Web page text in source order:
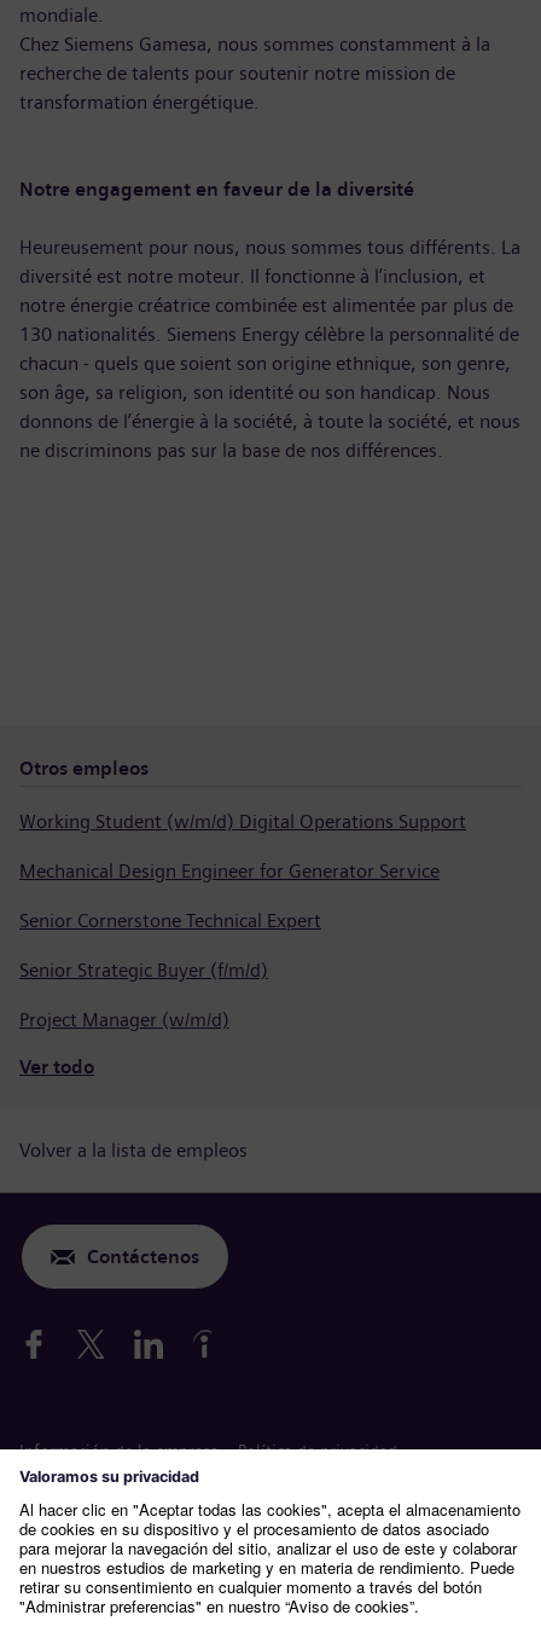
mondiale.
Chez Siemens Gamesa, nous sommes constamment à la
recherche de talents pour soutenir notre mission de
transformation énergétique.
Notre engagement en faveur de la diversité
Heureusement pour nous, nous sommes tous différents. La
diversité est notre moteur. Il fonctionne à l’inclusion, et
notre énergie créatrice combinée est alimentée par plus de
130 nationalités. Siemens Energy célèbre la personnalité de
chacun - quels que soient son origine ethnique, son genre,
son âge, sa religion, son identité ou son handicap. Nous
donnons de l’énergie à la société, à toute la société, et nous
ne discriminons pas sur la base de nos différences.
Otros empleos
Working Student (w/m/d) Digital Operations Support
Mechanical Design Engineer for Generator Service
Senior Cornerstone Technical Expert
Senior Strategic Buyer (f/m/d)
Project Manager (w/m/d)
Ver todo
Volver a la lista de empleos
Contáctenos
Información de la empresa
Política de privacidad
Aviso sobre cookies
Condiciones de uso
Siemens Gamesa es una marca comercial con licencia de Siemens
AG.